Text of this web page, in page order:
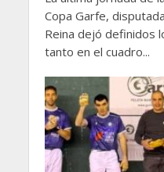
Copa Garfe,
Reina dejó definidos
tanto en el cuadro...